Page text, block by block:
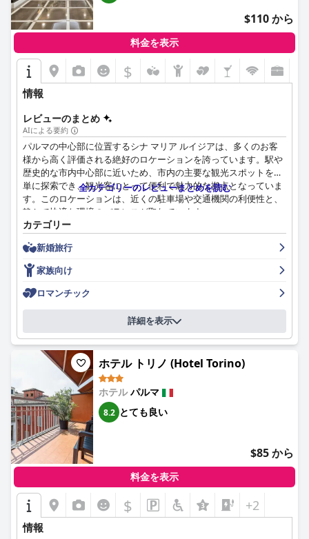
3つ星ホテルとして、典型的な3つ星の設備と確かな価格と品質の
比率を提供し、コストパフォーマンスに優れています。清潔さ、
便利なロケーション、そしておもてなしの行き届いたスタッフ
が、パルマへの訪問者にとって信頼できる選択肢としての魅力を
高めています。
ビジネス旅行者にとって、高速道路に近い静かなロケーションと
ェッショナルな雰囲気は、ビジネスでの滞在に最適な選択肢とな
っています。一部の人は、ビジネス以外の旅行者にとっては受付
の対応が温かくないと感じるかもしれませんが、全体的にビジネ
スフレンドリーな環境は強力です。
高速道路からのアクセスが容易で、身体障碍者用の設備を含む十
分な駐車場があるため、アクセシビリティも強みです。ただし、
すべての客室が移動が困難な人のために完全に適合されているわ
けではありません。
最後に、ホテルの犬に優しいポリシーは好評であり、ペット連れ
でも食事エリアを含めてペットを受け入れることが評価されてお
り、毛皮で覆われた友人と旅行する人にとってシームレスな体験
を保証しています。
要約すると、Holiday Inn Express Parmaは、旅行者、家族、ビジ
ネス客、ペットの飼い主にとって、清潔で快適で便利な選択肢を
提供しており、ゲストエクスペリエンスをさらに向上させるため
の小さな改善点があります。
客室は常に清潔で快適で、ゲストが特に安眠できる大きなベッド
が備わっています。内装やアメニティはやや時代遅れですが、清
潔さと機能的な快適さのおかげで、客室全体の質は依然として高
いままです。一部の客室は、家族連れに適した十分な広さがあり
ますが、狭い客室は窮屈に感じるかもしれません。
清潔さは、ホテル・ボタンの際立った特徴の一つであり、ゲスト
は客室と共用エリアの両方の細心の注意を払ったメンテナンスに
頻繁に言及しています。内装の一部は時代遅れですが、ホテルの
清潔さへのこだわりは明らかであり、高く評価されています。
ホテル・ボタンのスタッフは、そのフレンドリーさ、プロ意識、
そして手助けを惜しまない姿勢が高く評価されています。温かく
迎え入れてくれる雰囲気は、ゲストの体験を大幅に向上させ、ス
タッフは複数の言語に堪能で、役立つ地元の情報を提供してくれ
ます。
無料のWiFiサービスのレビューはまちまちで、接続の問題を経験
するゲストもいますが、ホテルは全体でインターネットアクセス
けの機能により、お子様連れのお客様に人気のホテルとなってい
ホテル・ボタンの活気あるロケーションは、地元のナイトライフ
に浸りたいゲストにも対応していますが、騒音が発生する可能性
があります。防音対策は施されていますが、神経質な方は、賑や
かな周辺地域からの騒音に注意する必要があります。
3つ星ホテルとして、ホテル・ボタンは、手入れの行き届いたア
メニティと行き届いたサービスを提供することで、典型的な期待
を上回っています。時代遅れであることや、特定の限られたサー
ビスに対する批判もありますが、より高い評価のホテルを上回る
満足のいく体験を常に提供しています。中心部という立地、フレ
ンドリーなスタッフ、清潔で快適な宿泊施設が組み合わさり、ゲ
ストにとって思い出に残る快適な滞在を保証します。
$110 から
料金を表示
$
情報
レビューのまとめ
AIによる要約
パルマの中心部に位置するシナ マリア ルイジアは、多くのお客
様から高く評価される絶好のロケーションを誇っています。駅や
歴史的な市内中心部に近いため、市内の主要な観光スポットを簡
単に探索でき、観光客にとって便利で魅力的な拠点となっていま
す。このロケーションは、近くの駐車場や交通機関の利便性と、
静かで快適な環境のバランスが取れています。
ホテルの朝食は、甘いものと塩辛いものの両方の好みに合わせ
た、豊富で多様なセレクションのおかげで、概ね好評を博してい
ます。グルテンフリー製品や代替ミルクなど、食事の懸念事項に
対応できるオプションも、ポジティブな体験をさらに高めます。
お客様は、特にスタッフの気配りを高く評価しており、全体的な
生するサービスの混乱など、ホテルの4つ星評価に朝食がより合
うように改善できると考える人もいます。
ホテルのレストランでの食事は、品質とサービスが高く評価され
ており、お客様はよく調理された料理と丁寧なスタッフを頻繁に
称賛しています。時折休業することもありますが、ホテルで夕食
を体験した人は、素晴らしい料理について高く評価していまし
た。
シナ マリア ルイジアの客室は一般的に好評で、広々としていて
清潔で快適であると評価されています。モダンなアメニティと快
適なベッドは、安らかな滞在に貢献しますが、家具が古く、照明
を改善する必要があると述べている人もいます。全体として、客
室は静かで、安眠できます。
清潔さは際立った強みであり、多くのゲストがホテルの衛生的な
環境の維持に注意を払っていることを高く評価しています。共用
エリアとアメニティは、手入れが行き届いている状態であると一
全カテゴリーのレビューまとめを読む
カテゴリー
新婚旅行
家族向け
ロマンチック
詳細を表示
ホテル トリノ (Hotel Torino)
ホテルパルマ
8.2 とても良い
$85 から
料金を表示
$ +2
情報